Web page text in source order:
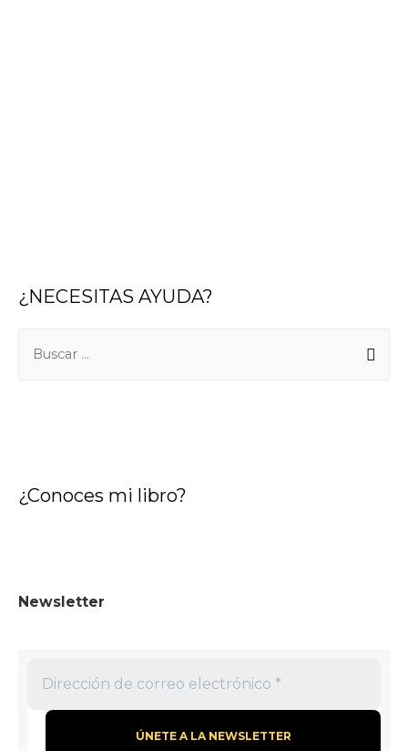
¿NECESITAS AYUDA?
:¿Conoces mi libro?
Newsletter